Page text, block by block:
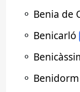
⚬ Benia de
⚬ Benicarló
⚬
⚬ Benidorm